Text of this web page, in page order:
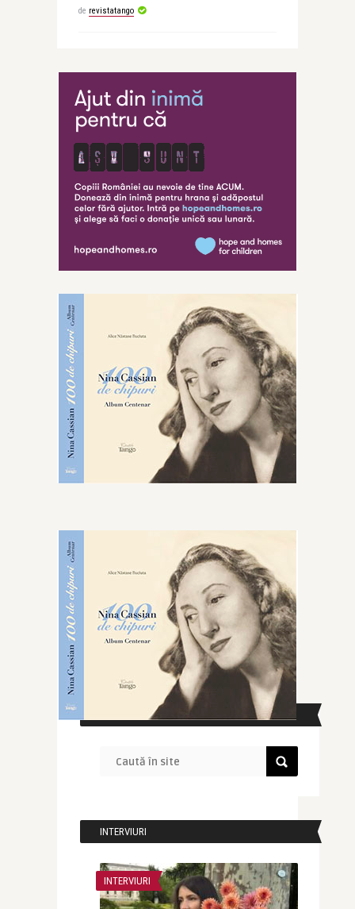
de revistatango
CAUTĂ ÎN SITE
INTERVIURI
INTERVIURI